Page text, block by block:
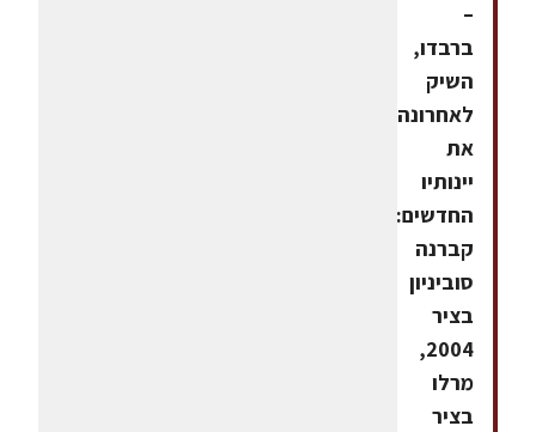
–
ברבדו,
השיק
לאחרונה
את
יינותיו
החדשים:
קברנה
סוביניון
בציר
2004,
מרלו
בציר